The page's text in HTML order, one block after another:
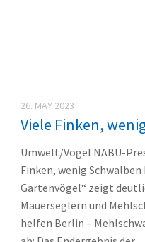
26. MAY 2023
Viele Finken,
Umwelt/Vögel NABU-
Finken, wenig Schwalben
Gartenvögel“ zeigt
Mauerseglern und
helfen Berlin –